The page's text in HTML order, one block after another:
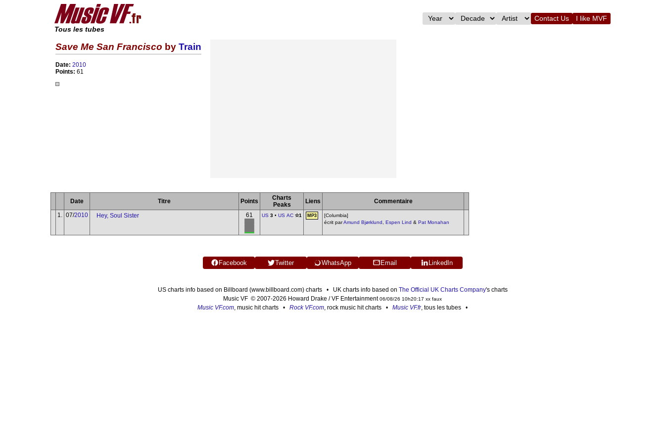
Tous les tubes
Contact Us I like MVF
Save Me San Francisco by Train
Date: 2010
Points: 61
Date Titre Points
Charts
Peaks
Liens
Commentaire
1.
07/2010 Hey, Soul Sister 61 US 3 • US AC ✫1 MP3
[Columbia]
écrit parAmund Bjørklund Espen Lind & Pat Monahan
Facebook Twitter WhatsApp Email LinkedIn
US charts info based on Billboard (www.billboard.com) charts • UK charts info based on The Official UK Charts Company's charts
Music VF © 2007-2026 Howard Drake / VF Entertainment06/08/26 10h20:17 xx faux
Music VF.com , music hit charts • Rock VF.com , rock music hit charts • Music VF.fr, tous les tubes •